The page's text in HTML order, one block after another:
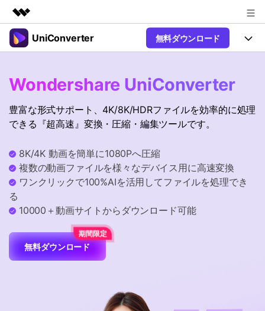
製品
ユーティリティ
概要
ソリューション
プラン＆価格
サポート
UniConverter 無料ダウンロード
UniConverter-動画変換ソフト
UniConverter Windows版
音声をテキストに
確かつ便利にテキストに変換
New
【簡単】複数の動画ファイルを
様々なデバイス用に高速変換
Hot
AI 機能
オンラインツール
オンライン動画圧縮ツール
動画・画像の無料圧縮
オンライン動画変換ツール
動画・音声・画像の無料変換
Hot
Ver17へアップグレード
使い方&コツ
操作ガイド
動画関連のコツ
特集ページ
サポート
Wondershare UniConverter
豊富な形式サポート、4K/8K/HDRファイルを効率的に処理
できる『超高速』変換・圧縮・編集ツールです。
8K/4K 動画を簡単に1080Pへ圧縮
複数の動画ファイルを様々なデバイス用に高速変換
ワンクリックで100%AIを活用してファイルを処理でき
る
10000＋動画サイトからダウンロード可能
無料ダウンロード